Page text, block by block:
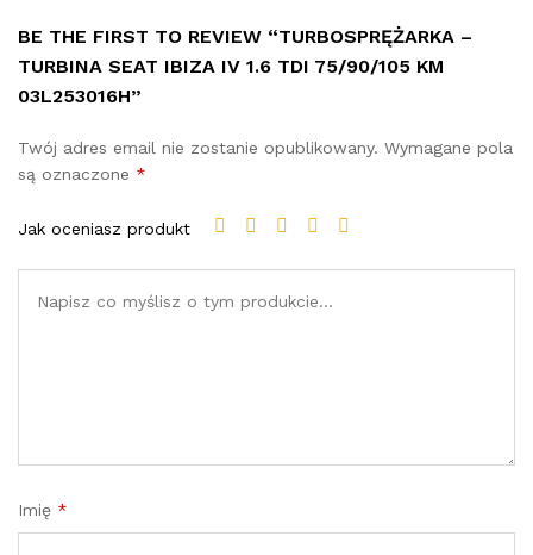
BE THE FIRST TO REVIEW “TURBOSPRĘŻARKA –
TURBINA SEAT IBIZA IV 1.6 TDI 75/90/105 KM
03L253016H”
Twój adres email nie zostanie opublikowany. Wymagane pola
są oznaczone *
Jak oceniasz produkt
Imię *